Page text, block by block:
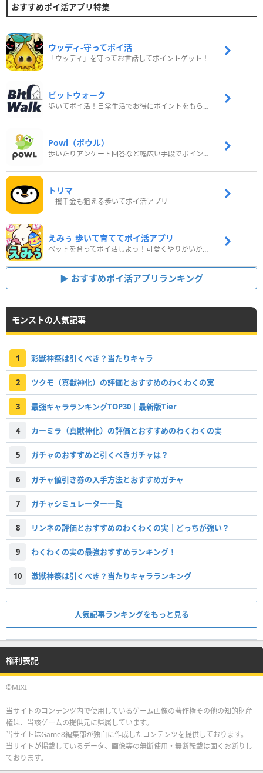
おすすめポイ活アプリ特集
ウッディ‐守ってポイ活
「ウッディ」を守ってお世話してポイントゲット！
ビットウォーク
歩いてポイ活！日常生活でお得にポイントをもらおう
Powl（ポウル）
歩いたりアンケート回答など幅広い手段でポイントをゲット
トリマ
一攫千金も狙える歩いてポイ活アプリ
えみぅ 歩いて育ててポイ活アプリ
ペットを育ってポイ活しよう！可愛くやりがいがある新感覚アプリ
おすすめポイ活アプリランキング
モンストの人気記事
1 彩獣神祭は引くべき？当たりキャラ
2 ツクモ（真獣神化）の評価とおすすめのわくわくの実
3 最強キャラランキングTOP30｜最新版Tier
4 カーミラ（真獣神化）の評価とおすすめのわくわくの実
5 ガチャのおすすめと引くべきガチャは？
6 ガチャ値引き券の入手方法とおすすめガチャ
7 ガチャシミュレーター一覧
8 リンネの評価とおすすめのわくわくの実｜どっちが強い？
9 わくわくの実の最強おすすめランキング！
10 激獣神祭は引くべき？当たりキャラランキング
人気記事ランキングをもっと見る
権利表記
©MIXI
当サイトのコンテンツ内で使用しているゲーム画像の著作権その他の知的財産
権は、当該ゲームの提供元に帰属しています。
当サイトはGame8編集部が独自に作成したコンテンツを提供しております。
当サイトが掲載しているデータ、画像等の無断使用・無断転載は固くお断りし
ております。